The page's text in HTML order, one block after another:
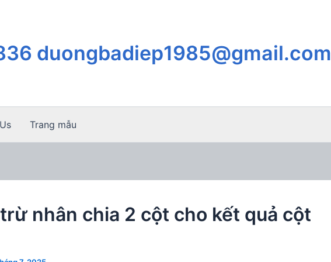
duongbadiep1985@gmail.com
Trang mẫu
nhân chia 2 cột cho kết quả cột